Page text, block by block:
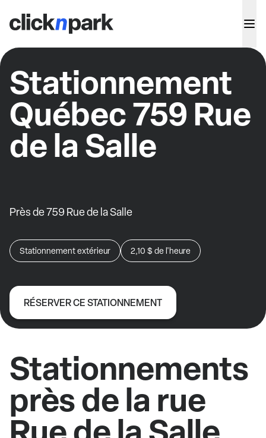
Stationnement
Québec 759 Rue
de la Salle
Près de 759 Rue de la Salle
Stationnement extérieur 2,10 $ de l'heure
RÉSERVER CE STATIONNEMENT
Stationnements
près de la rue